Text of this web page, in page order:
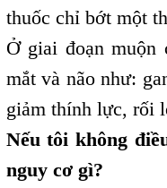
thuốc chỉ bớt một
Ở giai đoạn muộn
mắt và não như:
giảm thính lực, rối
Nếu tôi không
nguy cơ gì?